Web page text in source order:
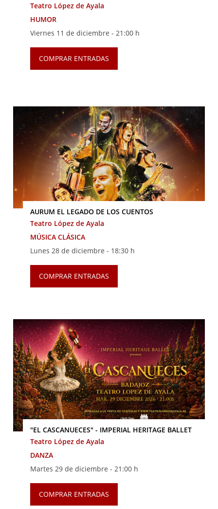
Teatro López de Ayala
HUMOR
Viernes 11 de diciembre - 21:00 h
COMPRAR ENTRADAS
AURUM EL LEGADO DE LOS CUENTOS
Teatro López de Ayala
MÚSICA CLÁSICA
Lunes 28 de diciembre - 18:30 h
COMPRAR ENTRADAS
"EL CASCANUECES" - IMPERIAL HERITAGE BALLET
Teatro López de Ayala
DANZA
Martes 29 de diciembre - 21:00 h
COMPRAR ENTRADAS